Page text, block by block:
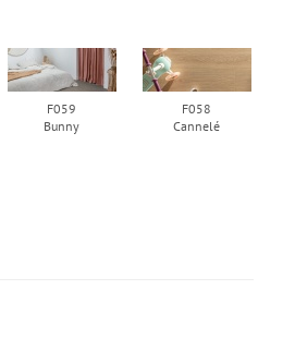
F059
Bunny
F058
Cannelé